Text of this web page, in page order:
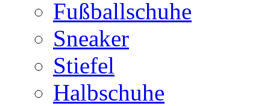
Fußballschuhe
Sneaker
Stiefel
Halbschuhe